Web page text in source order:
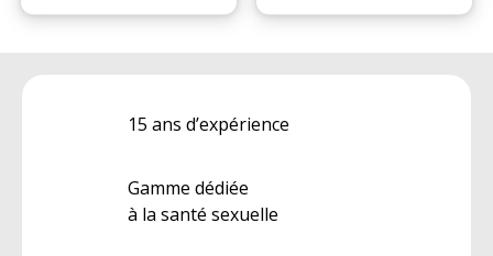
15 ans d’expérience
Gamme dédiée
à la santé sexuelle